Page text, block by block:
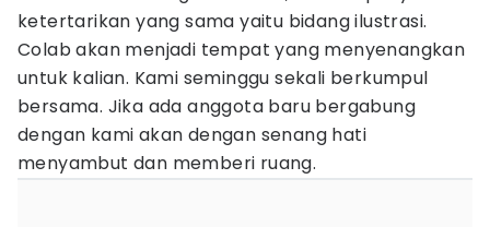
ketertarikan yang sama yaitu bidang ilustrasi.
Colab akan menjadi tempat yang menyenangkan
untuk kalian. Kami seminggu sekali berkumpul
bersama. Jika ada anggota baru bergabung
dengan kami akan dengan senang hati
menyambut dan memberi ruang.